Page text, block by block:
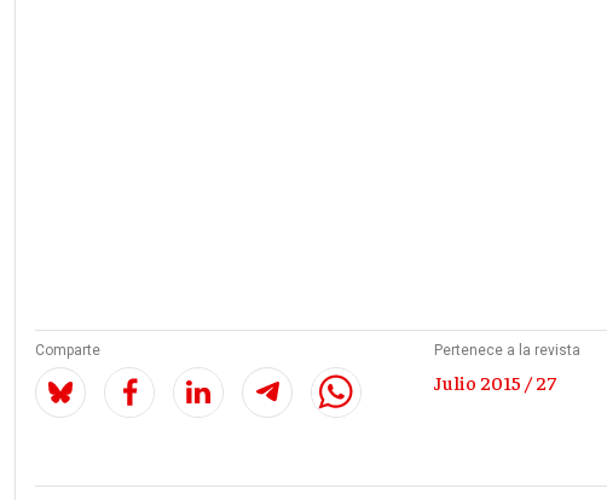
Comparte Pertenece a la revista
Julio 2015 / 27